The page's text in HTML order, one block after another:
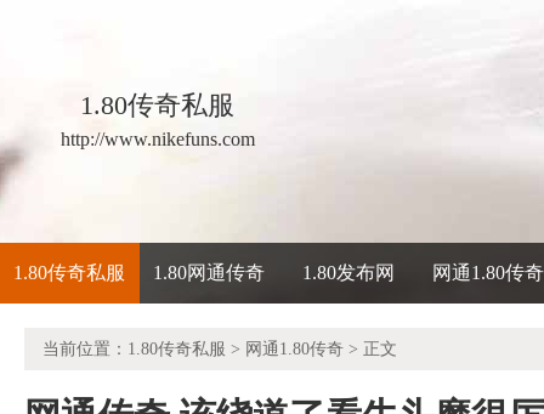
1.80传奇私服
http://www.nikefuns.com
1.80传奇私服 1.80网通传奇 1.80发布网 网通1.80传奇
当前位置： 1.80传奇私服 > 网通1.80传奇 > 正文